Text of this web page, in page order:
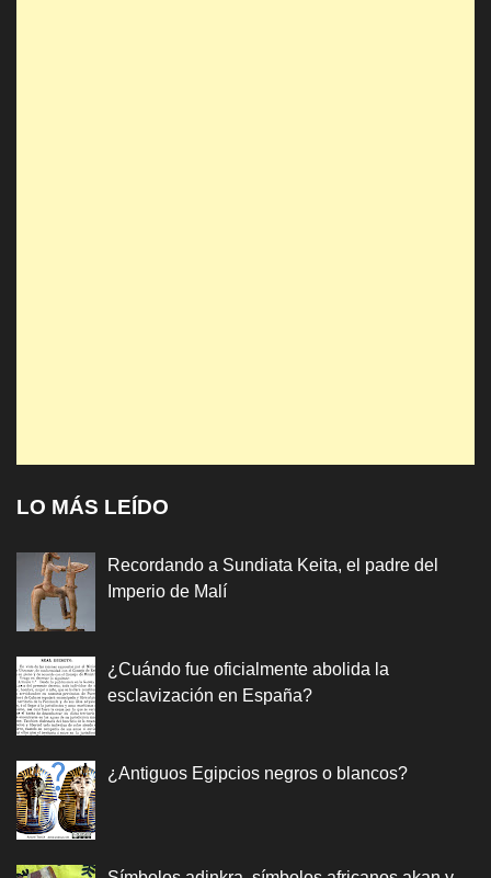
LO MÁS LEÍDO
Recordando a Sundiata Keita, el padre del
Imperio de Malí
¿Cuándo fue oficialmente abolida la
esclavización en España?
¿Antiguos Egipcios negros o blancos?